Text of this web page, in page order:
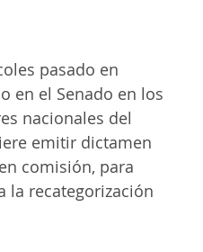
artificial
pasado en
en el Senado en los
nacionales del
emitir dictamen
comisión, para
la recategorización